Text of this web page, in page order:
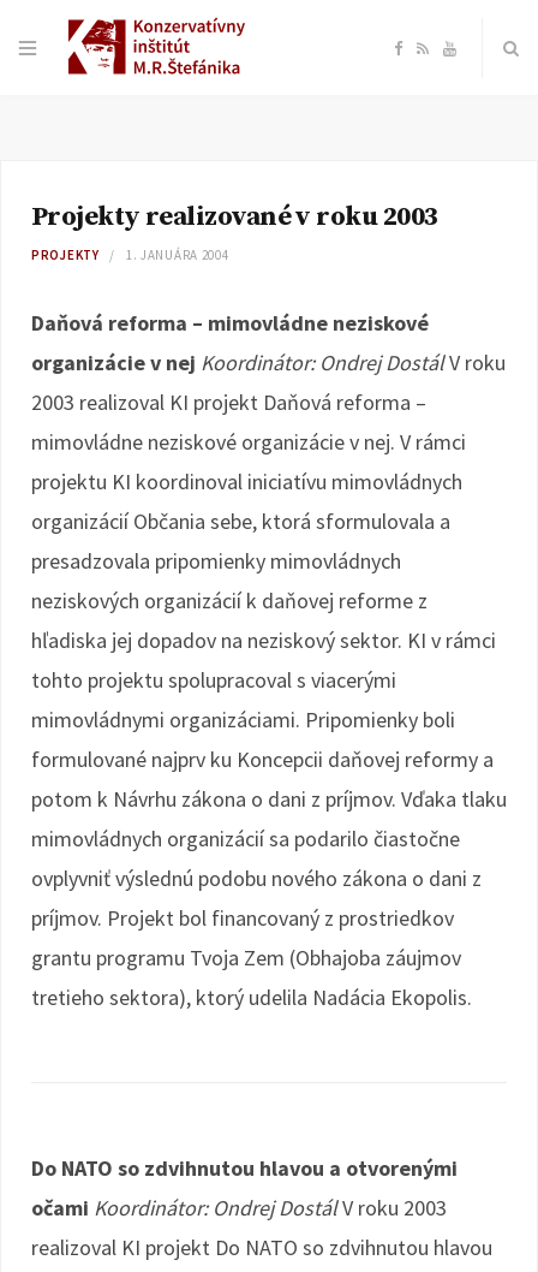
F
e
o
k
R Y
Projekty realizované v roku 2003
PROJEKTY 1. JANUÁRA 2004
Daňová reforma – mimovládne neziskové
organizácie v nej Koordinátor: Ondrej DostálV roku
2003 realizoval KI projekt Daňová reforma –
mimovládne neziskové organizácie v nej. V rámci
projektu KI koordinoval iniciatívu mimovládnych
organizácií Občania sebe, ktorá sformulovala a
presadzovala pripomienky mimovládnych
neziskových organizácií k daňovej reforme z
hľadiska jej dopadov na neziskový sektor. KI v rámci
tohto projektu spolupracoval s viacerými
mimovládnymi organizáciami. Pripomienky boli
formulované najprv ku Koncepcii daňovej reformy a
potom k Návrhu zákona o dani z príjmov. Vďaka tlaku
mimovládnych organizácií sa podarilo čiastočne
ovplyvniť výslednú podobu nového zákona o dani z
príjmov. Projekt bol financovaný z prostriedkov
grantu programu Tvoja Zem (Obhajoba záujmov
tretieho sektora), ktorý udelila Nadácia Ekopolis.
Do NATO so zdvihnutou hlavou a otvorenými
očami Koordinátor: Ondrej DostálV roku 2003
realizoval KI projekt Do NATO so zdvihnutou hlavou